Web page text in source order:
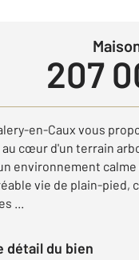
207
en-Caux vous
cœur d'un terrain
environnement
vie de plain-pied,
...
détail du bien